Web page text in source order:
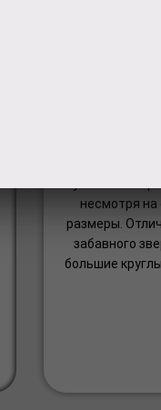
несмотря на
размеры.
забавного
большие